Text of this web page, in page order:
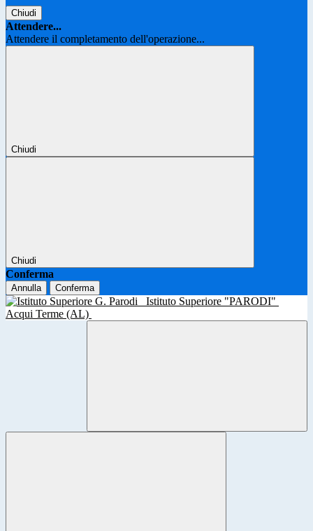
Chiudi
Attendere...
Attendere il completamento dell'operazione...
Chiudi
Chiudi
Conferma
Annulla Conferma
Istituto Superiore "PARODI"
Acqui Terme (AL)